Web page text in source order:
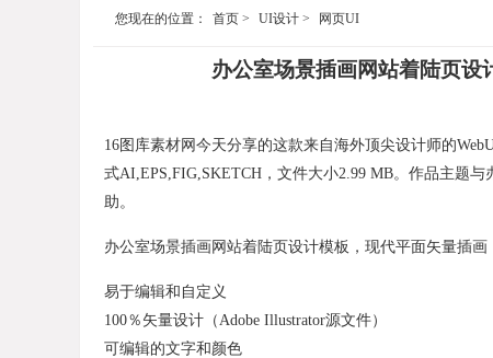
您现在的位置： 首页 > UI设计 > 网页UI
办公室场景插画网站着陆页设
16图库素材网今天分享的这款来自海外顶尖设计师的
式AI,EPS,FIG,SKETCH，文件大小2.99 MB。作品主题
助。
办公室场景插画网站着陆页设计模板，现代平面矢量插
易于编辑和自定义
100％矢量设计（Adobe Illustrator源文件）
可编辑的文字和颜色